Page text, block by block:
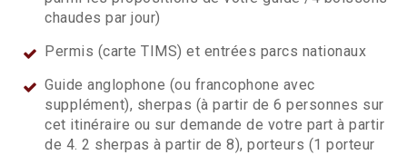
chaudes par jour)
Permis (carte TIMS) et entrées parcs nationaux
Guide anglophone (ou francophone avec
supplément), sherpas (à partir de 6 personnes sur
cet itinéraire ou sur demande de votre part à partir
de 4. 2 sherpas à partir de 8), porteurs (1 porteur